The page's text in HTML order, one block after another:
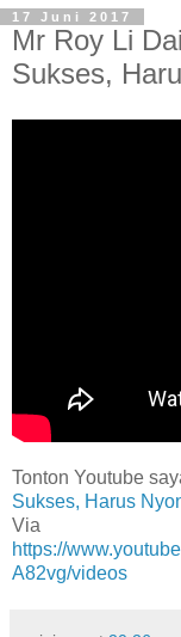
17 Juni 2017
Mr Roy Li
Sukses,
Tonton Youtube
Sukses, Harus
Via
https://
A82vg/videos